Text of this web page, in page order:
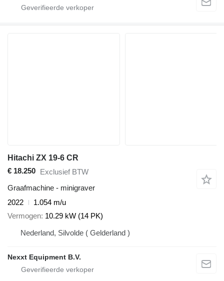
Hitachi ZX 19-6 CR
€ 18.250 Exclusief BTW
Graafmachine - minigraver
2022
1.054 m/u
Vermogen 10.29 kW (14 PK)
Nederland, Silvolde ( Gelderland )
Nexxt Equipment B.V.